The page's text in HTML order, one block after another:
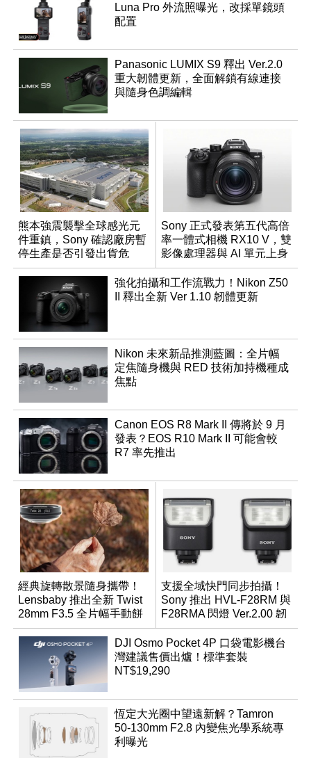
Luna Pro 外流照曝光，改採單鏡頭
配置
Panasonic LUMIX S9 釋出 Ver.2.0
重大韌體更新，全面解鎖有線連接
與隨身色調編輯
熊本強震襲擊全球感光元
件重鎮，Sony 確認廠房暫
停生產是否引發出貨危
機？
Sony 正式發表第五代高倍
率一體式相機 RX10 V，雙
影像處理器與 AI 單元上身
強化拍攝和工作流戰力！Nikon Z50
II 釋出全新 Ver 1.10 韌體更新
Nikon 未來新品推測藍圖：全片幅
定焦隨身機與 RED 技術加持機種成
焦點
Canon EOS R8 Mark II 傳將於 9 月
發表？EOS R10 Mark II 可能會較
R7 率先推出
經典旋轉散景隨身攜帶！
Lensbaby 推出全新 Twist
28mm F3.5 全片幅手動餅
乾鏡
支援全域快門同步拍攝！
Sony 推出 HVL-F28RM 與
F28RMA 閃燈 Ver.2.00 韌
體
DJI Osmo Pocket 4P 口袋電影機台
灣建議售價出爐！標準套裝
NT$19,290
恆定大光圈中望遠新解？Tamron
50-130mm F2.8 內變焦光學系統專
利曝光